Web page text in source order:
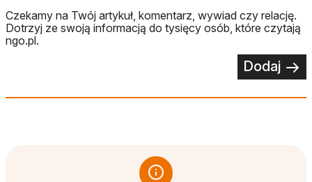
Czekamy na Twój artykuł, komentarz, wywiad czy relację.
Dotrzyj ze swoją informacją do tysięcy osób, które czytają
ngo.pl.
Dodaj